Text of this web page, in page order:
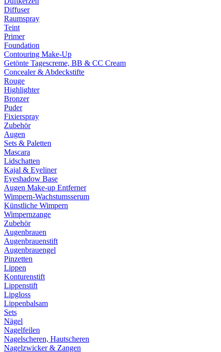
Diffuser
Raumspray
Teint
Primer
Foundation
Contouring Make-Up
Getönte Tagescreme, BB & CC Cream
Concealer & Abdeckstifte
Rouge
Highlighter
Bronzer
Puder
Fixierspray
Zubehör
Augen
Sets & Paletten
Mascara
Lidschatten
Kajal & Eyeliner
Eyeshadow Base
Augen Make-up Entferner
Wimpern-Wachstumsserum
Künstliche Wimpern
Wimpernzange
Zubehör
Augenbrauen
Augenbrauenstift
Augenbrauengel
Pinzetten
Lippen
Konturenstift
Lippenstift
Lipgloss
Lippenbalsam
Sets
Nägel
Nagelfeilen
Nagelscheren, Hautscheren
Nagelzwicker & Zangen